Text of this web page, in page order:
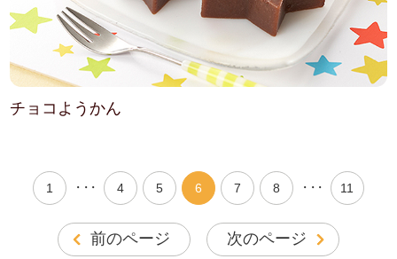
チョコようかん
前のページ
1 ・・・ 4 5 6 7 8 ・・・ 11
次のページ